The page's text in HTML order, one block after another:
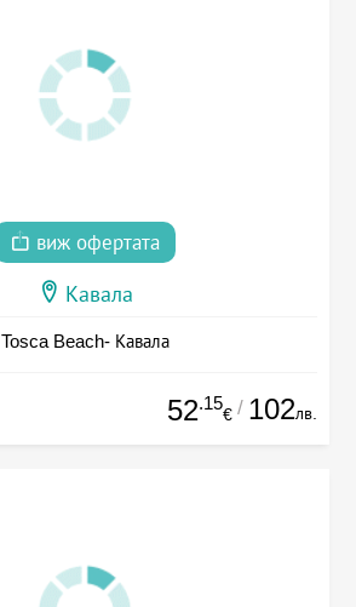
виж офертата
Кавала
Tosca Beach- Кавала
52.15
€ / 102лв.